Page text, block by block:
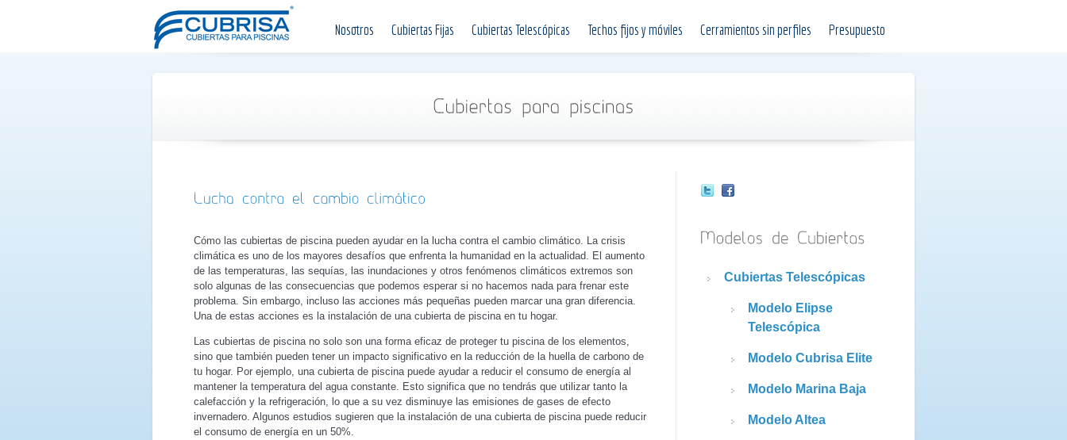
Nosotros Cubiertas Fijas Cubiertas Telescópicas Techos fijos y móviles Cerramientos sin perfiles Presupuesto
Cómo las cubiertas de piscina pueden ayudar en la lucha contra el cambio climático. La crisis
climática es uno de los mayores desafíos que enfrenta la humanidad en la actualidad. El aumento
de las temperaturas, las sequías, las inundaciones y otros fenómenos climáticos extremos son
solo algunas de las consecuencias que podemos esperar si no hacemos nada para frenar este
problema. Sin embargo, incluso las acciones más pequeñas pueden marcar una gran diferencia.
Una de estas acciones es la instalación de una cubierta de piscina en tu hogar.
Las cubiertas de piscina no solo son una forma eficaz de proteger tu piscina de los elementos,
sino que también pueden tener un impacto significativo en la reducción de la huella de carbono de
tu hogar. Por ejemplo, una cubierta de piscina puede ayudar a reducir el consumo de energía al
mantener la temperatura del agua constante. Esto significa que no tendrás que utilizar tanto la
calefacción y la refrigeración, lo que a su vez disminuye las emisiones de gases de efecto
invernadero. Algunos estudios sugieren que la instalación de una cubierta de piscina puede reducir
el consumo de energía en un 50%.
Cubiertas Telescópicas
Modelo Elipse
Telescópica
Modelo Cubrisa Elite
Modelo Marina Baja
Modelo Altea